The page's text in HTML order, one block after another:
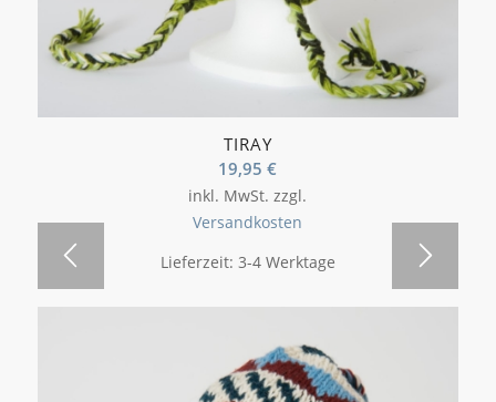
TIRAY
19,95€
inkl. MwSt. zzgl.
Versandkosten
Lieferzeit: 3-4 Werktage